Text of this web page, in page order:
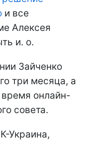
и все
Алексея
и. о.
Зайченко
три месяца, а
онлайн-
совета.
Украина,